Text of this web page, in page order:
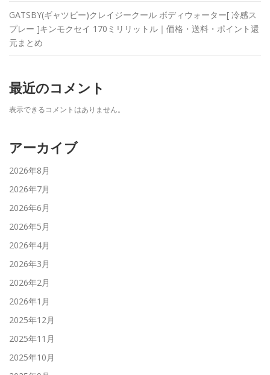
GATSBY(ギャツビー)クレイジークール ボディウォーター[ 冷感ス
プレー ]キンモクセイ 170ミリリットル｜価格・送料・ポイント還
元まとめ
最近のコメント
表示できるコメントはありません。
アーカイブ
2026年8月
2026年7月
2026年6月
2026年5月
2026年4月
2026年3月
2026年2月
2026年1月
2025年12月
2025年11月
2025年10月